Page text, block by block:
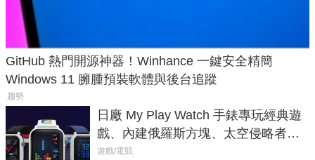
GitHub 熱門開源神器！Winhance 一鍵安全精簡
Windows 11 臃腫預裝軟體與後台追蹤
趨勢
日廠 My Play Watch 手錶專玩經典遊
戲、內建俄羅斯方塊、太空侵略者，
不過竟然不能連手機？
遊戲/電競